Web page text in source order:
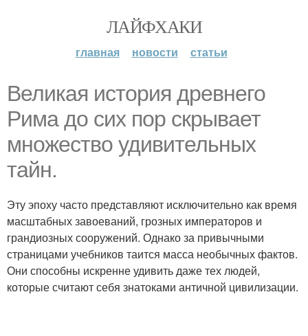
ЛАЙФХАКИ
главная новости статьи
Великая история древнего
Рима до сих пор скрывает
множество удивительных
тайн.
Эту эпоху часто представляют исключительно как время
масштабных завоеваний, грозных императоров и
грандиозных сооружений. Однако за привычными
страницами учебников таится масса необычных фактов.
Они способны искренне удивить даже тех людей,
которые считают себя знатоками античной цивилизации.